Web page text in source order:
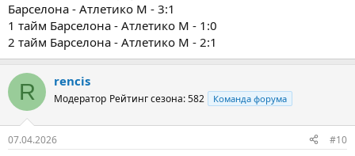
Барселона - Атлетико М - 3:1
1 тайм Барселона - Атлетико М - 1:0
2 тайм Барселона - Атлетико М - 2:1
R rencis
Модератор Рейтинг сезона: 582 Команда форума
07.04.2026 #10